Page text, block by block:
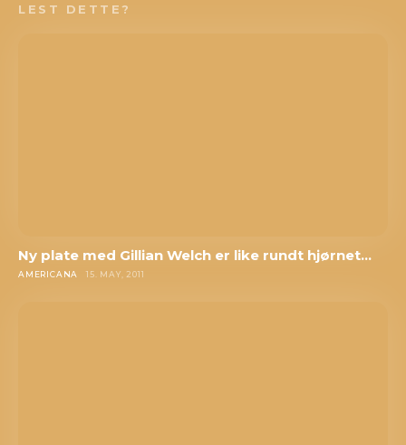
LEST DETTE?
Ny plate med Gillian Welch er like rundt hjørnet…
AMERICANA 15. MAY, 2011